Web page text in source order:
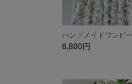
6,800円